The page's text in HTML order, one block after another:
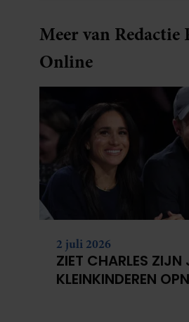
Meer van Redactie
Online
2 juli 2026
ZIET CHARLES ZIJN
KLEINKINDEREN